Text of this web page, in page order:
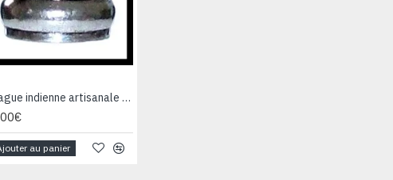
Bague indienne artisanale en métal - Bijoux fantaisie
au panier